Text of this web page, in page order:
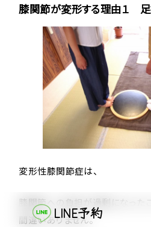
膝関節が変形する理由１ 足
変形性膝関節症は、
膝関節への負担が過剰になった
間違いありません。
LINE予約